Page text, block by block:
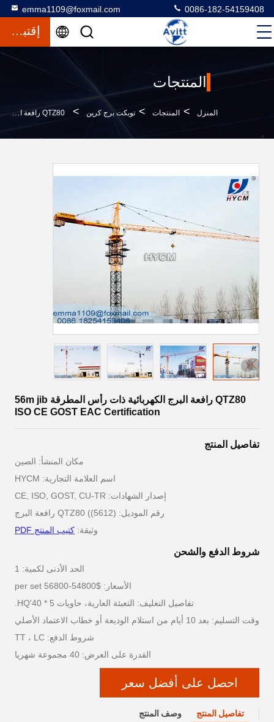
emma1109@foxmail.com 0086-182-54159408
إقتباس
المنتجات
المنزل > المنتجات > توبكت برج كرين > QTZ80 رافعة البرج الكهربائية ذات رأس المطرقة 56m Jib ISO CE GOST EAC Certification
QTZ80 رافعة البرج الكهربائية ذات رأس المطرقة 56m jib
ISO CE GOST EAC Certification
تفاصيل المنتج
مكان المنشأ: الصين
اسم العلامة التجارية: HYCM
إصدار الشهادات: CE, ISO, GOST, CU-TR
رقم الموديل: QTZ80 ((5612) رافعة البرج
وثيقة: كتيب المنتج PDF
شروط الدفع والشحن
الحد الأدنى لكمية: 1
الأسعار: $54800-56800 per set
تفاصيل التغليف: التعبئة العارية، حاويات 5 * 40'HQ.
وقت التسليم: بعد 10 أيام من استلام الوديعة أو خطاب الاعتماد الأصلي
شروط الدفع: TT ، LC
القدرة على العرض: 40 مجموعة شهريا
احصل على أفضل سعر
تفاصيل المنتج وصف المنتج